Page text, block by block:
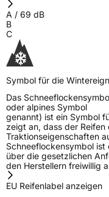
A / 69 dB
B
C
Symbol für die
Das
oder alpines Symbol
genannt) ist ein Symbol
zeigt an, dass der
Traktionseigenschaften
Schneeflockensymbol
über die gesetzlichen
den Herstellern freiwillig
EU Reifenlabel anzeigen